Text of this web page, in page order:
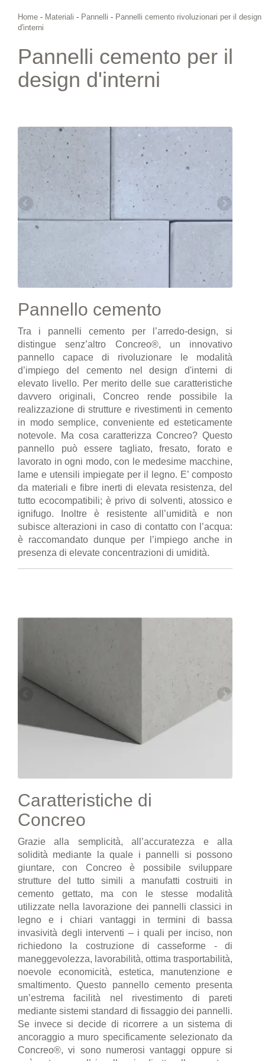
Home - Materiali - Pannelli - Pannelli cemento rivoluzionari per il design
d'interni
Pannelli cemento per il
design d'interni
Pannello cemento
Tra i pannelli cemento per l’arredo-design, si
distingue senz’altro Concreo®, un innovativo
pannello capace di rivoluzionare le modalità
d’impiego del cemento nel design d'interni di
elevato livello. Per merito delle sue caratteristiche
davvero originali, Concreo rende possibile la
realizzazione di strutture e rivestimenti in cemento
in modo semplice, conveniente ed esteticamente
notevole. Ma cosa caratterizza Concreo? Questo
pannello può essere tagliato, fresato, forato e
lavorato in ogni modo, con le medesime macchine,
lame e utensili impiegate per il legno. E’ composto
da materiali e fibre inerti di elevata resistenza, del
tutto ecocompatibili; è privo di solventi, atossico e
ignifugo. Inoltre è resistente all’umidità e non
subisce alterazioni in caso di contatto con l’acqua:
è raccomandato dunque per l’impiego anche in
presenza di elevate concentrazioni di umidità.
Caratteristiche di
Concreo
Grazie alla semplicità, all’accuratezza e alla
solidità mediante la quale i pannelli si possono
giuntare, con Concreo è possibile sviluppare
strutture del tutto simili a manufatti costruiti in
cemento gettato, ma con le stesse modalità
utilizzate nella lavorazione dei pannelli classici in
legno e i chiari vantaggi in termini di bassa
invasività degli interventi – i quali per inciso, non
richiedono la costruzione di casseforme - di
maneggevolezza, lavorabilità, ottima trasportabilità,
noevole economicità, estetica, manutenzione e
smaltimento. Questo pannello cemento presenta
un’estrema facilità nel rivestimento di pareti
mediante sistemi standard di fissaggio dei pannelli.
Se invece si decide di ricorrere a un sistema di
ancoraggio a muro specificamente selezionato da
Concreo®, vi sono numerosi vantaggi oppure si